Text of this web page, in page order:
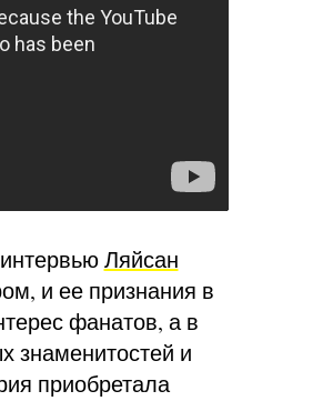
Ляйсан
и ее признания в
фанатов, а в
знаменитостей и
приобретала